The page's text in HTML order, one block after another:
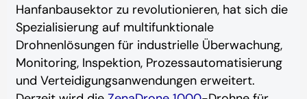
Hanfanbausektor zu revolutionieren, hat sich die
Spezialisierung auf multifunktionale
Drohnenlösungen für industrielle Überwachung,
Monitoring, Inspektion, Prozessautomatisierung
und Verteidigungsanwendungen erweitert.